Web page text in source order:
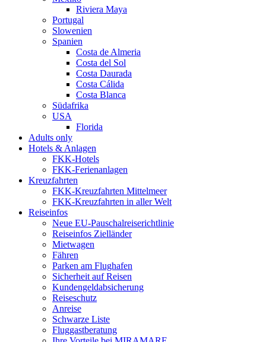
Riviera Maya
Portugal
Slowenien
Spanien
Costa de Almeria
Costa del Sol
Costa Daurada
Costa Cálida
Costa Blanca
Südafrika
USA
Florida
Adults only
Hotels & Anlagen
FKK-Hotels
FKK-Ferienanlagen
Kreuzfahrten
FKK-Kreuzfahrten Mittelmeer
FKK-Kreuzfahrten in aller Welt
Reiseinfos
Neue EU-Pauschalreiserichtlinie
Reiseinfos Zielländer
Mietwagen
Fähren
Parken am Flughafen
Sicherheit auf Reisen
Kundengeldabsicherung
Reiseschutz
Anreise
Schwarze Liste
Fluggastberatung